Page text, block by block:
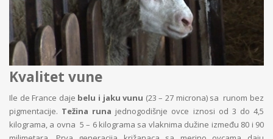
Kvalitet vune
Ile de France daje belu i jaku vunu (23 – 27 microna) sa runom bez
pigmentacije. Težina runa jednogodišnje ovce iznosi od 3 do 4,5
kilograma, a ovna 5 – 6 kilograma sa vlaknima dužine između 80 i 90